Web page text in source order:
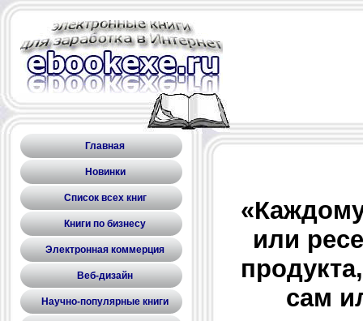
Главная
Новинки
Список всех книг
Книги по бизнесу
Электронная коммерция
Веб-дизайн
Научно-популярные книги
или
сам